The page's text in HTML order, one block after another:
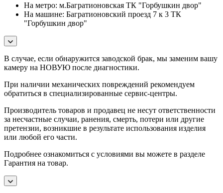
На метро: м.Багратионовская ТК "Горбушкин двор"
На машине: Багратионовский проезд 7 к 3 ТК
"Горбушкин двор"
В случае, если обнаружится заводской брак, мы заменим вашу
камеру на НОВУЮ после диагностики.
При наличии механических повреждений рекомендуем
обратиться в специализированные сервис-центры.
Производитель товаров и продавец не несут ответственности
за несчастные случаи, ранения, смерть, потери или другие
претензии, возникшие в результате использования изделия
или любой его части.
Подробнее ознакомиться с условиями вы можете в разделе
Гарантия на товар.